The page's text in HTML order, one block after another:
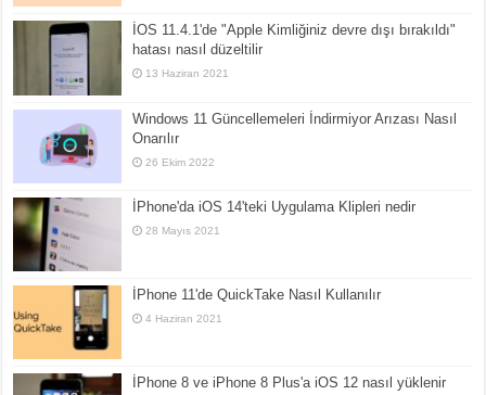
İOS 11.4.1'de "Apple Kimliğiniz devre dışı bırakıldı"
hatası nasıl düzeltilir
13 Haziran 2021
Windows 11 Güncellemeleri İndirmiyor Arızası Nasıl
Onarılır
26 Ekim 2022
İPhone'da iOS 14'teki Uygulama Klipleri nedir
28 Mayıs 2021
İPhone 11'de QuickTake Nasıl Kullanılır
4 Haziran 2021
İPhone 8 ve iPhone 8 Plus'a iOS 12 nasıl yüklenir